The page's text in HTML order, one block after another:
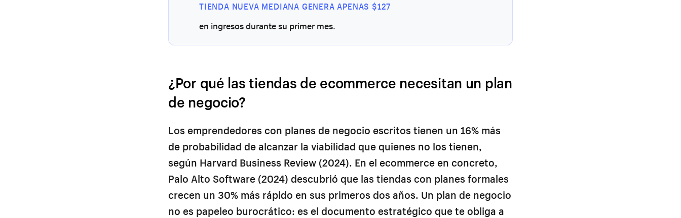
TIENDA NUEVA MEDIANA GENERA APENAS $127
en ingresos durante su primer mes.
¿Por qué las tiendas de ecommerce necesitan un plan
de negocio?
Los emprendedores con planes de negocio escritos tienen un 16% más
de probabilidad de alcanzar la viabilidad que quienes no los tienen,
según Harvard Business Review (2024). En el ecommerce en concreto,
Palo Alto Software (2024) descubrió que las tiendas con planes formales
crecen un 30% más rápido en sus primeros dos años. Un plan de negocio
no es papeleo burocrático: es el documento estratégico que te obliga a